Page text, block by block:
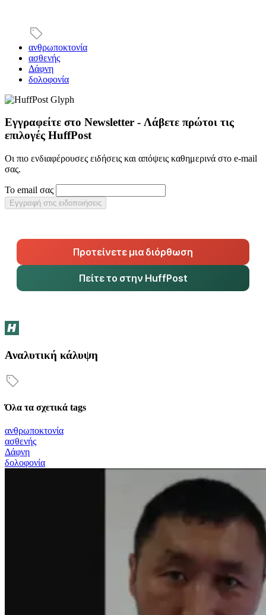
ανθρωποκτονία
ασθενής
Δάφνη
δολοφονία
Εγγραφείτε στο Newsletter - Λάβετε πρώτοι τις
επιλογές HuffPost
Οι πιο ενδιαφέρουσες ειδήσεις και απόψεις καθημερινά στο e-mail
σας.
Το email σας
Εγγραφή στις ειδοποιήσεις
Προτείνετε μια διόρθωση
Πείτε το στην HuffPost
Αναλυτική κάλυψη
Όλα τα σχετικά tags
ανθρωποκτονία
ασθενής
Δάφνη
δολοφονία